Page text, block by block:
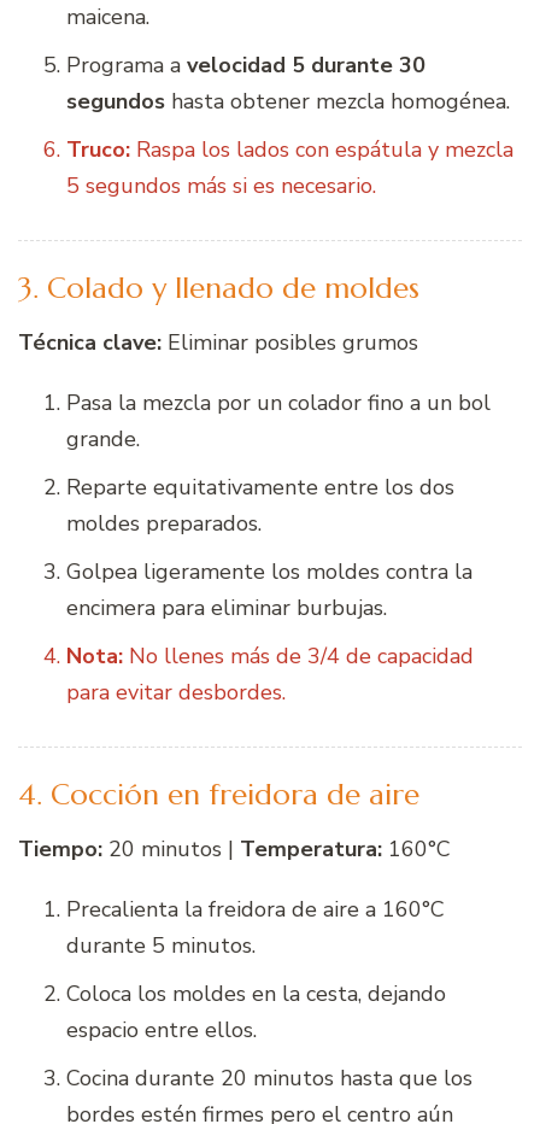
maicena.
Programa a velocidad 5 durante 30
segundos hasta obtener mezcla homogénea.
Truco: Raspa los lados con espátula y mezcla
5 segundos más si es necesario.
3. Colado y llenado de moldes
Técnica clave: Eliminar posibles grumos
Pasa la mezcla por un colador fino a un bol
grande.
Reparte equitativamente entre los dos
moldes preparados.
Golpea ligeramente los moldes contra la
encimera para eliminar burbujas.
Nota: No llenes más de 3/4 de capacidad
para evitar desbordes.
4. Cocción en freidora de aire
Tiempo: 20 minutos | Temperatura: 160°C
Precalienta la freidora de aire a 160°C
durante 5 minutos.
Coloca los moldes en la cesta, dejando
espacio entre ellos.
Cocina durante 20 minutos hasta que los
bordes estén firmes pero el centro aún